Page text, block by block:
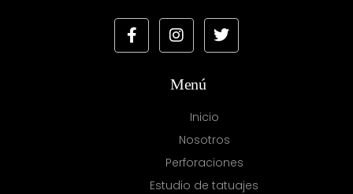
Menú
Inicio
Nosotros
Perforaciones
Estudio de tatuajes